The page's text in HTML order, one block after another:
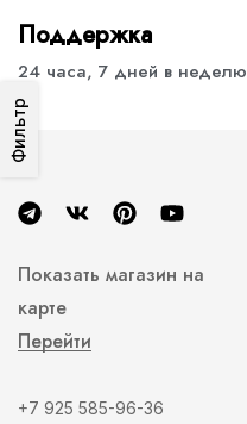
Фильтр
Поддержка
24 часа, 7 дней в неделю
Показать магазин на
карте
Перейти
+7 925 585-96-36